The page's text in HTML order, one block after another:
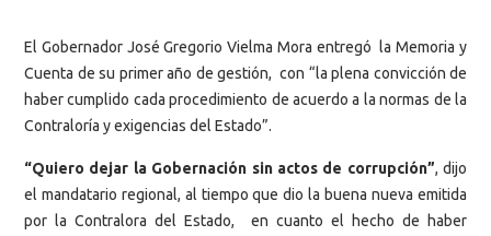
El Gobernador José Gregorio Vielma Mora entregó la Memoria y
Cuenta de su primer año de gestión, con “la plena convicción de
haber cumplido cada procedimiento de acuerdo a la normas de la
Contraloría y exigencias del Estado”.
“Quiero dejar la Gobernación sin actos de corrupción”, dijo
el mandatario regional, al tiempo que dio la buena nueva emitida
por la Contralora del Estado, en cuanto el hecho de haber